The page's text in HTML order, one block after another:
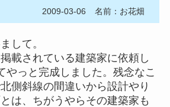
2009-03-06 名前：お花畑
して。
載されている建築家に依頼し
やっと完成しました。残念なこ
側斜線の間違いから設計やり
は、ちがうやらその建築家も